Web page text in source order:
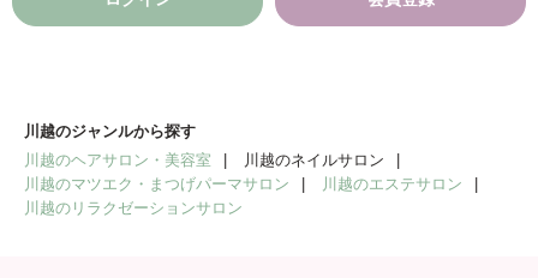
川越のジャンルから探す
川越のヘアサロン・美容室
川越のネイルサロン
川越のマツエク・まつげパーマサロン
川越のエステサロン
川越のリラクゼーションサロン